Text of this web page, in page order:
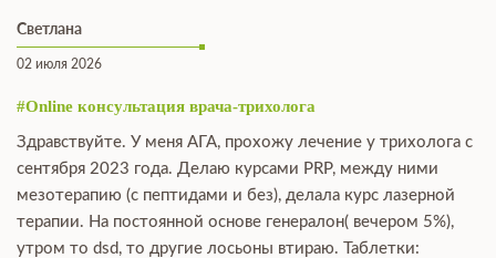
Светлана
02 июля 2026
#Online консультация врача-трихолога
Здравствуйте. У меня АГА, прохожу лечение у трихолога с
сентября 2023 года. Делаю курсами PRP, между ними
мезотерапию (с пептидами и без), делала курс лазерной
терапии. На постоянной основе генералон( вечером 5%),
утром то dsd, то другие лосьоны втираю. Таблетки: